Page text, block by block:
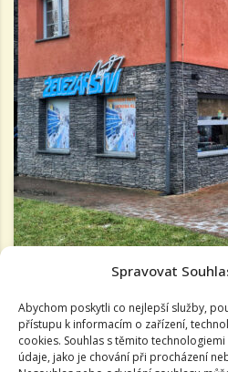
Spravovat
Abychom poskytli co nejlepší služby,
přístupu k informacím o zařízení,
cookies. Souhlas s těmito
údaje, jako je chování při procházení